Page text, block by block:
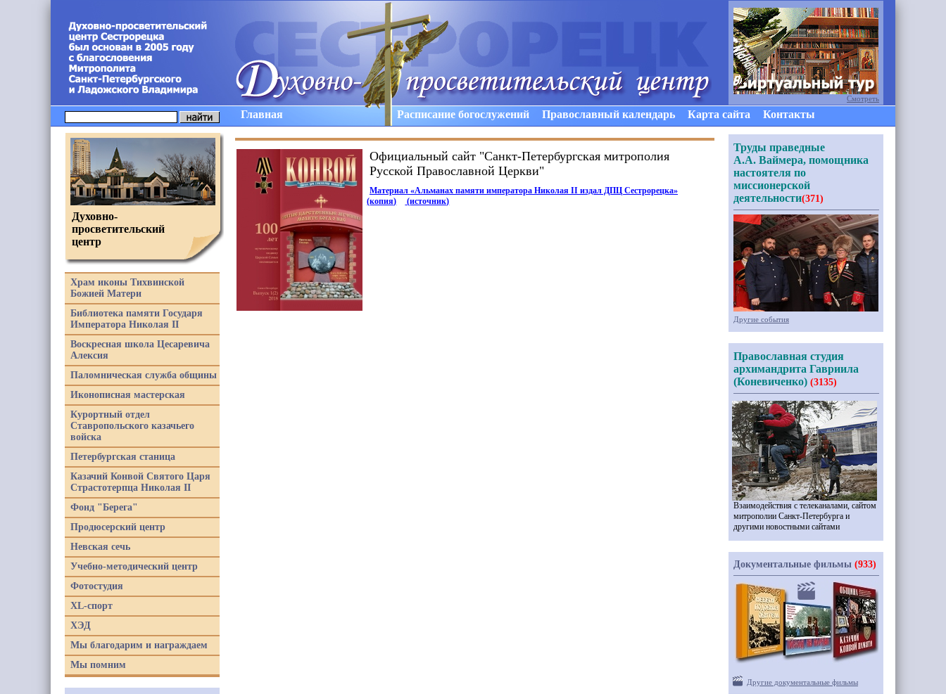
Главная Расписание богослужений Православный календарь Карта сайта Контакты
Официальный сайт "Санкт-Петербургская митрополия
Русской Православной Церкви"
Материал «Альманах памяти императора Николая II издал ДПЦ Сестрорецка»
(копия) (источник)
Духовно-
просветительский
центр
Храм иконы Тихвинской
Божией Матери
Библиотека памяти Государя
Императора Николая II
Воскресная школа Цесаревича
Алексия
Паломническая служба общины
Иконописная мастерская
Курортный отдел
Ставропольского казачьего
войска
Петербургская станица
Казачий Конвой Святого Царя
Страстотерпца Николая II
Фонд "Берега"
Продюсерский центр
Невская сечь
Учебно-методический центр
Фотостудия
XL-спорт
ХЭД
Мы благодарим и награждаем
Мы помним
Смотреть
Труды праведные
А.А. Ваймера, помощника
настоятеля по
миссионерской
деятельности(371)
Другие события
Православная студия
архимандрита Гавриила
(Коневиченко) (3135)
Взаимодействия с телеканалами, сайтом
митрополии Санкт-Петербурга и
другими новостными сайтами
Документальные фильмы (933)
Другие документальные фильмы